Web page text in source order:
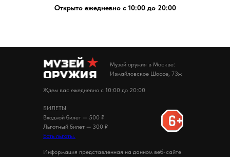
Открыто ежедневно с 10:00 до 20:00
Музей оружия в Москве:
Измайловское Шоссе, 73ж
Информация представленная на данном веб-сайте
Ждем вас ежедневно с 10:00 до 20:00
БИЛЕТЫ
Входной билет — 500 ₽
Льготный билет — 300 ₽
Есть льготы.